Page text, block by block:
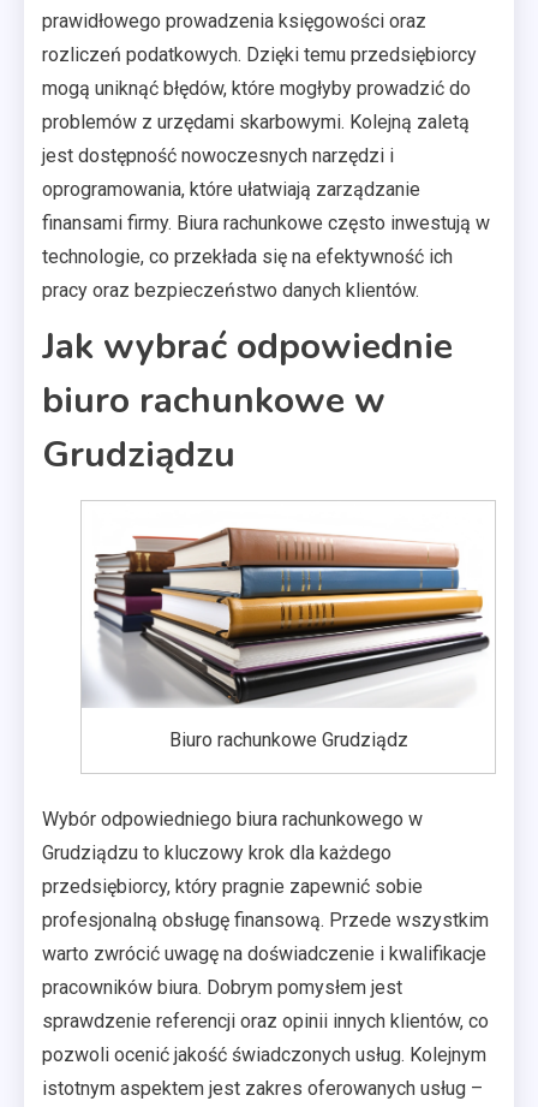
prawidłowego prowadzenia księgowości oraz
rozliczeń podatkowych. Dzięki temu przedsiębiorcy
mogą uniknąć błędów, które mogłyby prowadzić do
problemów z urzędami skarbowymi. Kolejną zaletą
jest dostępność nowoczesnych narzędzi i
oprogramowania, które ułatwiają zarządzanie
finansami firmy. Biura rachunkowe często inwestują w
technologie, co przekłada się na efektywność ich
pracy oraz bezpieczeństwo danych klientów.
Jak wybrać odpowiednie
biuro rachunkowe w
Grudziądzu
Biuro rachunkowe Grudziądz
Wybór odpowiedniego biura rachunkowego w
Grudziądzu to kluczowy krok dla każdego
przedsiębiorcy, który pragnie zapewnić sobie
profesjonalną obsługę finansową. Przede wszystkim
warto zwrócić uwagę na doświadczenie i kwalifikacje
pracowników biura. Dobrym pomysłem jest
sprawdzenie referencji oraz opinii innych klientów, co
pozwoli ocenić jakość świadczonych usług. Kolejnym
istotnym aspektem jest zakres oferowanych usług –